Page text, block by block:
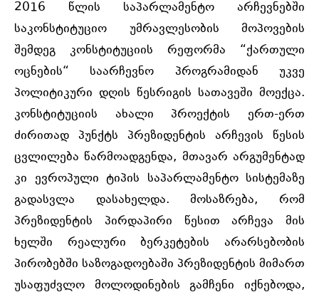
2016 წლის საპარლამენტო არჩევნებში
საკონსტიტუციო უმრავლესობის მოპოვების
შემდეგ კონსტიტუციის რეფორმა “ქართული
ოცნების“ საარჩევნო პროგრამიდან უკვე
პოლიტიკური დღის წესრიგის სათავეში მოექცა.
კონსტიტუციის ახალი პროექტის ერთ-ერთ
ძირითად პუნქტს პრეზიდენტის არჩევის წესის
ცვლილება წარმოადგენდა, მთავარ არგუმენტად
კი ევროპული ტიპის საპარლამენტო სისტემაზე
გადასვლა დასახელდა. მოსაზრება, რომ
პრეზიდენტის პირდაპირი წესით არჩევა მის
ხელში რეალური ბერკეტების არარსებობის
პირობებში საზოგადოებაში პრეზიდენტის მიმართ
უსაფუძვლო მოლოდინების გამჩენი იქნებოდა,